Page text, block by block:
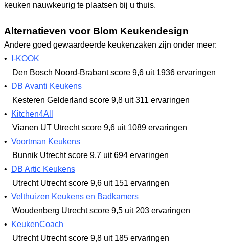
keuken nauwkeurig te plaatsen bij u thuis.
Alternatieven voor Blom Keukendesign
Andere goed gewaardeerde keukenzaken zijn onder meer:
•
I-KOOK
Den Bosch Noord-Brabantscore 9,6 uit 1936 ervaringen
•
DB Avanti Keukens
Kesteren Gelderland score 9,8 uit 311 ervaringen
•
Kitchen4All
Vianen UT Utrechtscore 9,6 uit 1089 ervaringen
• Voortman Keukens
Bunnik Utrechtscore 9,7 uit 694 ervaringen
•
DB Artic Keukens
Utrecht Utrechtscore 9,6 uit 151 ervaringen
• Velthuizen Keukens en Badkamers
Woudenberg Utrechtscore 9,5 uit 203 ervaringen
•
KeukenCoach
Utrecht Utrechtscore 9,8 uit 185 ervaringen